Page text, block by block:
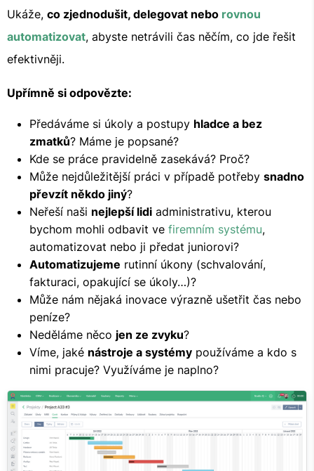
Ukáže, co zjednodušit, delegovat nebo rovnou
automatizovat, abyste netrávili čas něčím, co jde řešit
efektivněji.
Upřímně si odpovězte:
Předáváme si úkoly a postupy hladce a bez
zmatků? Máme je popsané?
Kde se práce pravidelně zasekává? Proč?
Může nejdůležitější práci v případě potřeby snadno
převzít někdo jiný?
Neřeší naši nejlepší lidi administrativu, kterou
bychom mohli odbavit ve firemním systému,
automatizovat nebo ji předat juniorovi?
Automatizujeme rutinní úkony (schvalování,
fakturaci, opakující se úkoly…)?
Může nám nějaká inovace výrazně ušetřit čas nebo
peníze?
Neděláme něco jen ze zvyku?
Víme, jaké nástroje a systémy používáme a kdo s
nimi pracuje? Využíváme je naplno?